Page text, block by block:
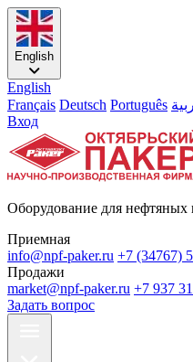
English
English
Français Deutsch Português
Вход
Оборудование для нефтяных
Приемная
info@npf-paker.ru +7 (34767)
Продажи
market@npf-paker.ru +7 937
Задать вопрос